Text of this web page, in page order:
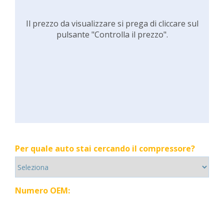
Il prezzo da visualizzare si prega di cliccare sul
pulsante "Controlla il prezzo".
Per quale auto stai cercando il compressore?
Numero OEM: